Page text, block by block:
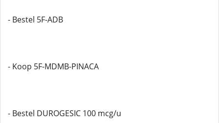
- Bestel 5F-ADB
- Koop 5F-MDMB-PINACA
- Bestel DUROGESIC 100 mcg/u